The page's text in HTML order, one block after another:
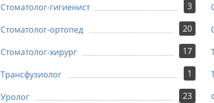
3
Стоматолог-гигиенист
20
Стоматолог-ортопед
17
Стоматолог-хирург
1
Трансфузиолог
23
Уролог